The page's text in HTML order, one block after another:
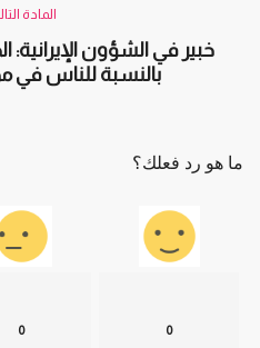
المادة
خبير في الشؤون
بالنسبة للناس في
ما هو رد فعلك؟
0
0